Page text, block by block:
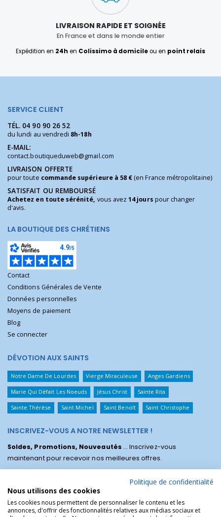
LIVRAISON RAPIDE ET SOIGNÉE
En France et dans le monde entier
Expédition en 24h en Colissimo à domicileou en point relais
SERVICE CLIENT
TÉL. 04 90 90 26 52
du lundi au vendredi 8h-18h
E-MAIL:
contact.boutiqueduweb@gmail.com
LIVRAISON OFFERTE
pour toute commande supérieure à 58 €(en France métropolitaine)
SATISFAIT OU REMBOURSÉ
Achetez en toute sérénité, vous avez14 jours pour changer
d'avis.
LA BOUTIQUE DES CHRÉTIENS
Contact
Conditions Générales de Vente
Données personnelles
Moyens de paiement
Blog
Se connecter
DÉVOTION AUX SAINTS
Notre Dame De Lourdes Vierge Miraculeuse Anges Gardiens
Marie Qui Défait Les Noeuds Jésus Christ Sainte Rita
Sainte Thérèse Saint Michel Saint Benoît Saint Christophe
INSCRIVEZ-VOUS A NOTRE NEWSLETTER !
Soldes, Promotions, Nouveautés ... Inscrivez-vous
maintenant pour recevoir nos meilleures offres.
Politique de confidentialité
Nous utilisons des cookies
Les cookies nous permettent de personnaliser le contenu et les
annonces, d'offrir des fonctionnalités relatives aux médias sociaux et